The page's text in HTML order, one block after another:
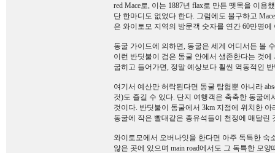
red Mace로, 이는 1887년 flax로 만든 뗏목을 이
단 한마디도 없었다 한다. 그럼에도 불구하고
은 와이토모 지역의 방문객 숫자를 연간 60만명에
동굴 가이드에 의하면, 동굴은 세계 어디서든 볼
이런 반딧불이 검은 동굴 안에서 생존한다는 것
굽히고 들어가면, 정말 예상보다 훨씬 역동적인
여기서 예산만 허락된다면 동굴 탐험뿐 아니라
것)도 즐길 수 있다. 단지 여행객은 축축한 동굴
것이다. 반딧불이 동굴에서 3km 지점에 위치한
동굴에 작은 빨대같은 종유석들이 천정에 매달린
와이토모에서 오버나잇을 한다면 아주 독특한 숙
않은 곳에 있으며 main road에서도 그 독특한 모